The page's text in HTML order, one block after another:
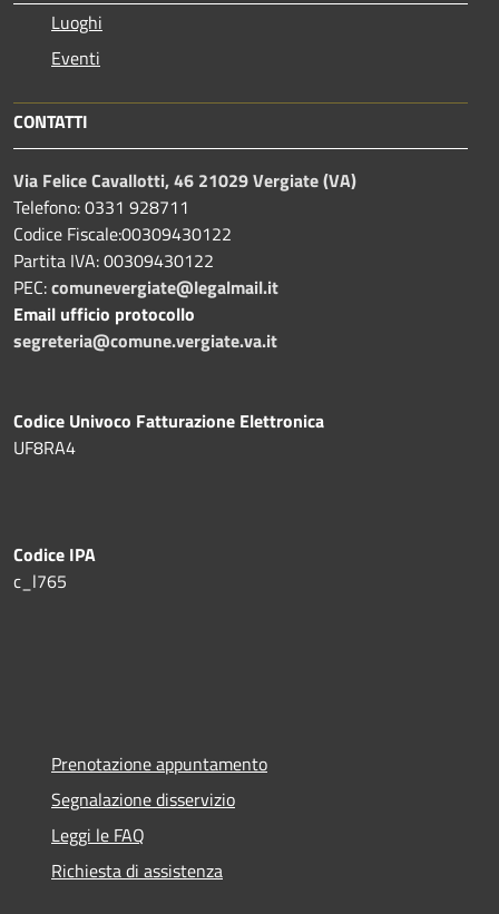
Luoghi
Eventi
CONTATTI
Via Felice Cavallotti, 46 21029 Vergiate (VA)
Telefono: 0331 928711
Codice Fiscale:00309430122
Partita IVA: 00309430122
PEC:comunevergiate@legalmail.it
Email ufficio protocollo
segreteria@comune.vergiate.va.it
Codice Univoco Fatturazione Elettronica
UF8RA4
Codice IPA
c_l765
Prenotazione appuntamento
Segnalazione disservizio
Leggi le FAQ
Richiesta di assistenza